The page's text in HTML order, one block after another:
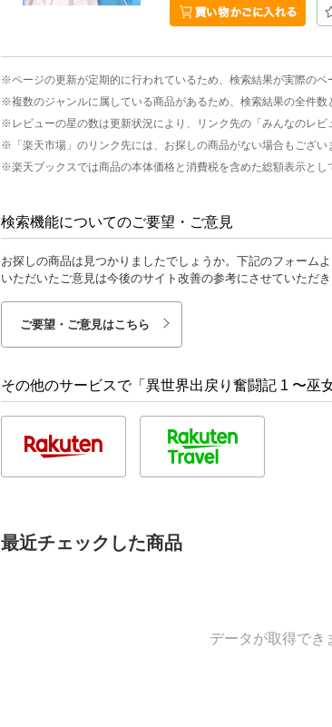
※ページの更新が定期的に行われているため、検索結果が実際の
※複数のジャンルに属している商品があるため、検索結果の全件数
※レビューの星の数は更新状況により、リンク先の「みんなのレ
※「楽天市場」のリンク先には、お探しの商品がない場合もござ
※楽天ブックスでは商品の本体価格と消費税を含めた総額表示とし
検索機能についてのご要望・ご意見
お探しの商品は見つかりましたでしょうか。下記のフォーム
いただいたご意見は今後のサイト改善の参考にさせていただき
ご要望・ご意見はこちら
その他のサービスで「異世界出戻り奮闘記 1 〜巫
最近チェックした商品
データが取得でき